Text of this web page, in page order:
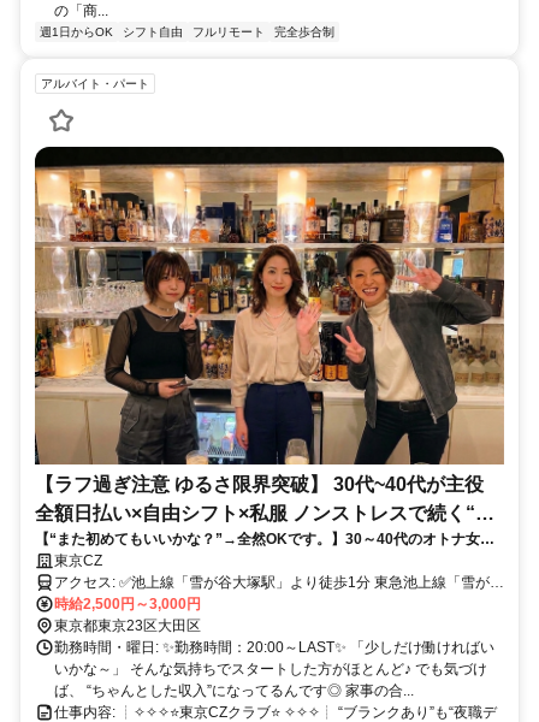
の「商...
週1日からOK シフト自由 フルリモート 完全歩合制
アルバイト・パート
【ラフ過ぎ注意 ゆるさ限界突破】 30代~40代が主役
全額日払い×自由シフト×私服 ノンストレスで続く“ゆ
るカウンター接客(女性)”✨
【“また初めてもいいかな？”→全然OKです。】30～40代のオトナ女子
がゆるっと活躍中⭐ 経験者歓迎×日払いOK×ノルマなし◎ 気負わず始め
て、ちゃんと居心地よく続く場所☕
東京CZ
アクセス: ✅池上線「雪が谷大塚駅」より徒歩1分 東急池上線「雪が谷
大塚駅」は、 五反田駅〜蒲田駅を結ぶ路線上にあり、通勤のしやす
さが魅力です✨ 沿線には、 大崎広小路駅・戸越銀座駅・荏原中延
駅・旗の台駅・長原駅・石川台駅・御嶽山駅・久が原駅・千鳥町駅・
池上駅・蓮沼駅といった駅が並び、 どのエリアからでも通いやすい
立地です◎ また、五反田駅からは山手線に接続しており、 渋谷駅・
新宿駅・池袋駅・品川駅などの主要エリアからもアクセス良好✨ さら
時給2,500円～3,000円
東京都東京23区大田区
勤務時間・曜日: ✨勤務時間：20:00～LAST✨ 「少しだけ働ければい
いかな～」 そんな気持ちでスタートした方がほとんど♪ でも気づけ
ば、 “ちゃんとした収入”になってるんです◎ 家事の合...
仕事内容: ┊✧✧✧⭐東京CZクラブ⭐ ✧✧✧┊ “ブランクあり”も“夜職デ